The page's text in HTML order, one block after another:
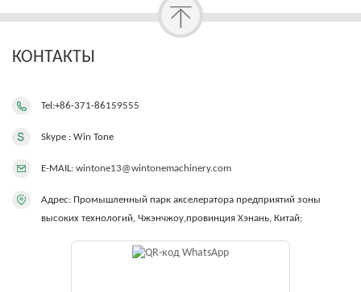
КОНТАКТЫ
Tel:+86-371-86159555
Skype : Win Tone
E-MAIL: wintone13@wintonemachinery.com
Адрес: Промышленный парк акселератора предприятий зоны
высоких технологий, Чжэнчжоу,провинция Хэнань, Китай;